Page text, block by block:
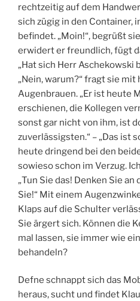
rechtzeitig auf dem
sich zügig in den Container,
befindet. „Moin!“, begrüßt
erwidert er freundlich, fügt
„Hat sich Herr Aschekowski
„Nein, warum?“ fragt sie mit
Augenbrauen. „Er ist heute
erschienen, die Kollegen
sonst gar nicht von ihm, ist
zuverlässigsten.“ – „Das ist
heute dringend bei den
sowieso schon im Verzug.
„Tun Sie das! Denken Sie an
Sie!“ Mit einem
Klaps auf die Schulter
Sie ärgert sich. Können die
mal lassen, sie immer wie
behandeln?
Defne schnappt sich das
heraus, sucht und findet